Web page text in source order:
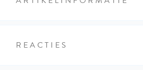
REACTIES